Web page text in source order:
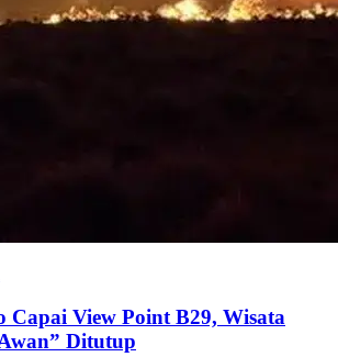
View Point B29, Wisata
Ditutup